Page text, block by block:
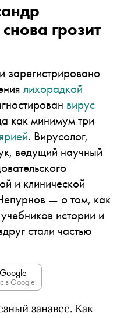
грозит
зарегистрировано
лихорадкой
вирус
как минимум три
. Вирусолог,
ведущий научный
и клинической
— о том, как
истории и
стали частью
в Google.
занавес. Как